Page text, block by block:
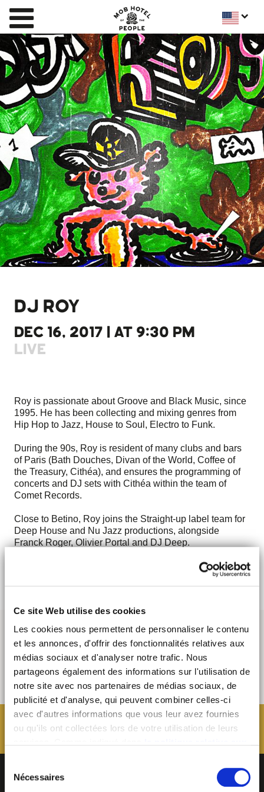
Ce site Web utilise des cookies
Les cookies nous permettent de personnaliser le contenu
et les annonces, d'offrir des fonctionnalités relatives aux
médias sociaux et d'analyser notre trafic. Nous
partageons également des informations sur l'utilisation de
notre site avec nos partenaires de médias sociaux, de
publicité et d'analyse, qui peuvent combiner celles-ci
avec d'autres informations que vous leur avez fournies
ou qu'ils ont collectées lors de votre utilisation de leurs
cliquant sur « tout autoriser » ; vous refusez ce dépôt de
cookies (sauf cookies nécessaires) en cliquant sur « tout
Nécessaires
DJ ROY
DEC 16, 2017 | AT 9:30 PM
LIVE
Roy is passionate about Groove and Black Music, since
1995. He has been collecting and mixing genres from
Hip Hop to Jazz, House to Soul, Electro to Funk.
During the 90s, Roy is resident of many clubs and bars
of Paris (Bath Douches, Divan of the World, Coffee of
the Treasury, Cithéa), and ensures the programming of
concerts and DJ sets with Cithéa within the team of
Comet Records.
Close to Betino, Roy joins the Straight-up label team for
Deep House and Nu Jazz productions, alongside
Franck Roger, Olivier Portal and DJ Deep.